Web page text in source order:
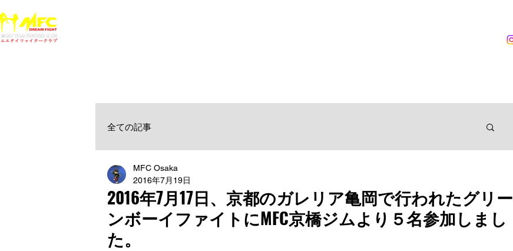
全ての記事
2016年7月17日、京都のガレリア亀岡で行われたグリー
ンボーイファイトにMFC京橋ジムより５名参加しまし
た。
MFC Osaka
2016年7月19日